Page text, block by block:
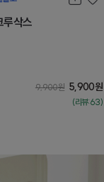
루삭스
9,900원 5,900원
(리뷰:63)